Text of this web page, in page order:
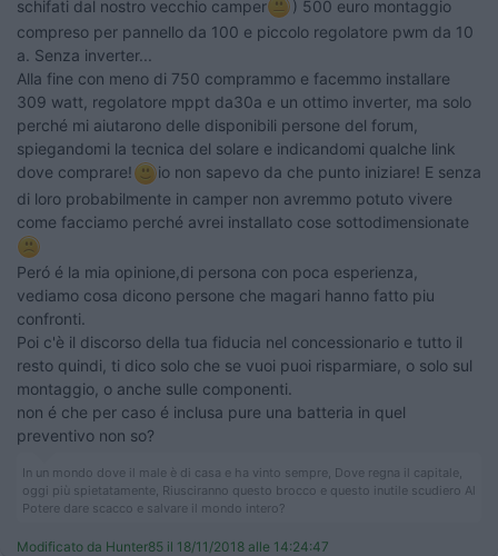
schifati dal nostro vecchio camper
) 500 euro montaggio
compreso per pannello da 100 e piccolo regolatore pwm da 10
a. Senza inverter...
Alla fine con meno di 750 comprammo e facemmo installare
309 watt, regolatore mppt da30a e un ottimo inverter, ma solo
perché mi aiutarono delle disponibili persone del forum,
spiegandomi la tecnica del solare e indicandomi qualche link
dove comprare!
io non sapevo da che punto iniziare! E senza
di loro probabilmente in camper non avremmo potuto vivere
come facciamo perché avrei installato cose sottodimensionate
Peró é la mia opinione,di persona con poca esperienza,
vediamo cosa dicono persone che magari hanno fatto piu
confronti.
Poi c'è il discorso della tua fiducia nel concessionario e tutto il
resto quindi, ti dico solo che se vuoi puoi risparmiare, o solo sul
montaggio, o anche sulle componenti.
non é che per caso é inclusa pure una batteria in quel
preventivo non so?
In un mondo dove il male è di casa e ha vinto sempre, Dove regna il capitale,
oggi più spietatamente, Riusciranno questo brocco e questo inutile scudiero Al
Potere dare scacco e salvare il mondo intero?
Modificato da Hunter85 il 18/11/2018 alle 14:24:47